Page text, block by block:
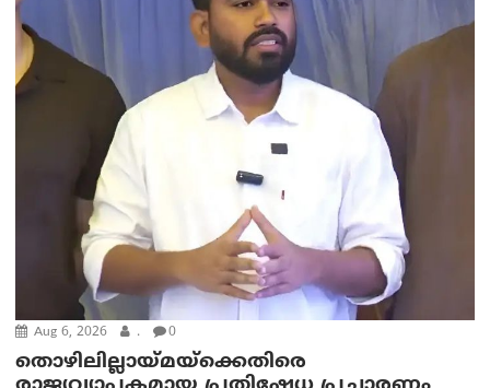
Aug 6, 2026 . 0
തൊഴിലില്ലായ്മയ്ക്കെതിരെ